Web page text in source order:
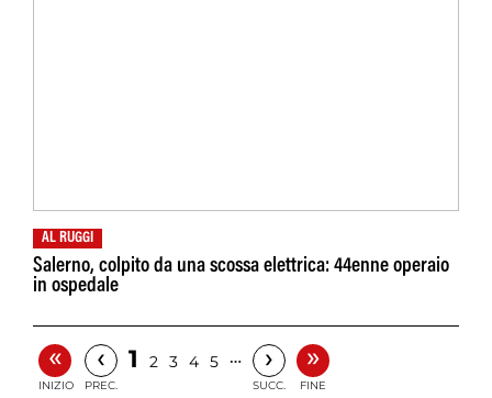
AL RUGGI
Salerno, colpito da una scossa elettrica: 44enne operaio
in ospedale
«
INIZIO
‹
PREC.
1 2 3 4 5 … ›
SUCC.
»
FINE